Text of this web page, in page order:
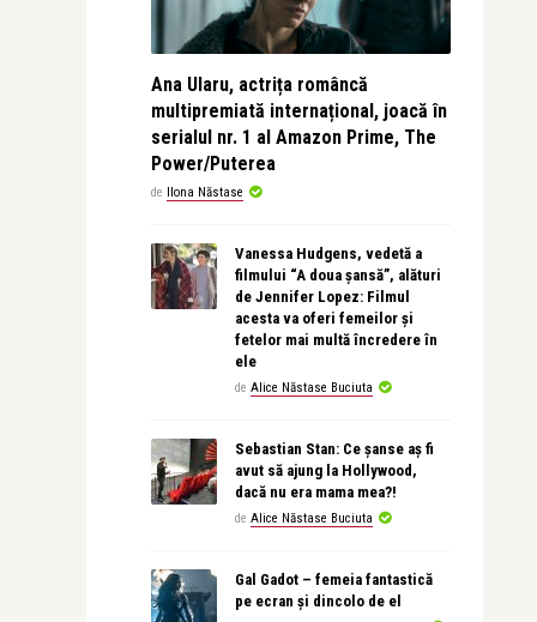
Ana Ularu, actrița româncă
multipremiată internațional, joacă în
serialul nr. 1 al Amazon Prime, The
Power/Puterea
de Ilona Năstase
Vanessa Hudgens, vedetă a
filmului “A doua șansă”, alături
de Jennifer Lopez: Filmul
acesta va oferi femeilor și
fetelor mai multă încredere în
ele
de Alice Năstase Buciuta
Sebastian Stan: Ce șanse aș fi
avut să ajung la Hollywood,
dacă nu era mama mea?!
de Alice Năstase Buciuta
Gal Gadot – femeia fantastică
pe ecran și dincolo de el